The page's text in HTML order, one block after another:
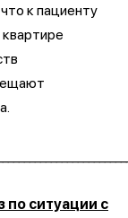
к пациенту
по ситуации с